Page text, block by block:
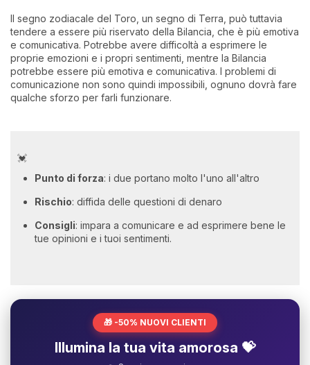
Il segno zodiacale del Toro, un segno di Terra, può tuttavia
tendere a essere più riservato della Bilancia, che è più emotiva
e comunicativa. Potrebbe avere difficoltà a esprimere le
proprie emozioni e i propri sentimenti, mentre la Bilancia
potrebbe essere più emotiva e comunicativa. I problemi di
comunicazione non sono quindi impossibili, ognuno dovrà fare
qualche sforzo per farli funzionare.
💓
Punto di forza: i due portano molto l'uno all'altro
Rischio: diffida delle questioni di denaro
Consigli: impara a comunicare e ad esprimere bene le
tue opinioni e i tuoi sentimenti.
🎁 -50% NUOVI CLIENTI
Illumina la tua vita amorosa 💝